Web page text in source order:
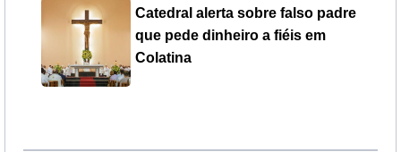
Catedral alerta sobre falso padre
que pede dinheiro a fiéis em
Colatina